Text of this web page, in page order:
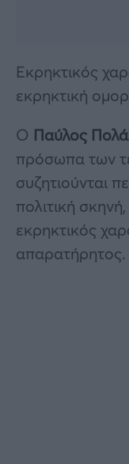
Εκρηκτικός
εκρηκτική
Ο Παύλος
πρόσωπα των
συζητιούνται
πολιτική
εκρηκτικός
απαρατήρητος.